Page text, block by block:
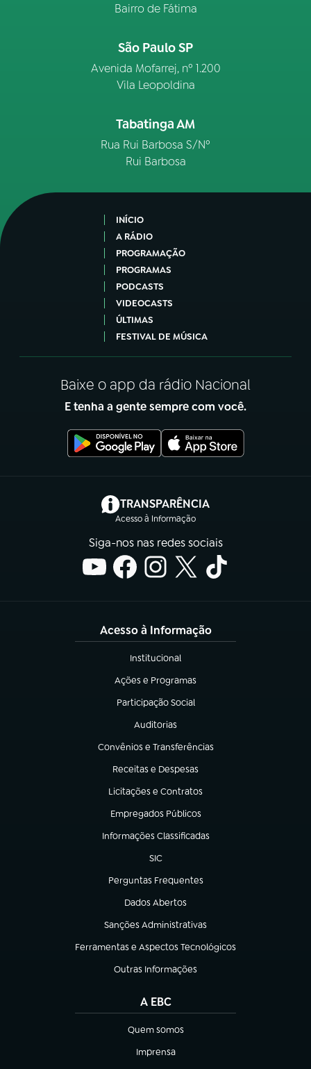
Bairro de Fátima
São Paulo SP
Avenida Mofarrej, nº 1.200
Vila Leopoldina
Tabatinga AM
Rua Rui Barbosa S/Nº
Rui Barbosa
INÍCIO
A RÁDIO
PROGRAMAÇÃO
PROGRAMAS
PODCASTS
VIDEOCASTS
ÚLTIMAS
FESTIVAL DE MÚSICA
Baixe o app da rádio Nacional
E tenha a gente sempre com você.
TRANSPARÊNCIA
Acesso à Informação
(abre em nova aba)
Siga-nos nas redes sociais
Acesso à Informação
Institucional
(abre em nova aba)
Ações e Programas
(abre em nova aba)
Participação Social
(abre em nova aba)
Auditorias
(abre em nova aba)
Convênios e Transferências
(abre em nova aba)
Receitas e Despesas
(abre em nova aba)
Licitações e Contratos
(abre em nova aba)
Empregados Públicos
(abre em nova aba)
Informações Classificadas
(abre em nova aba)
SIC
(abre em nova aba)
Perguntas Frequentes
(abre em nova aba)
Dados Abertos
(abre em nova aba)
Sanções Administrativas
(abre em nova aba)
Ferramentas e Aspectos Tecnológicos
(abre em nova aba)
Outras Informações
(abre em nova aba)
A EBC
Quem somos
(abre em nova aba)
Imprensa
(abre em nova aba)